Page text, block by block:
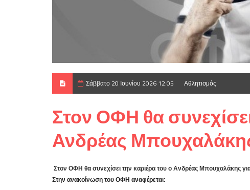
Σάββατο 20 Ιουνίου 2026 12:05 Αθλητισμός
Στον ΟΦΗ θα
Ανδρέας
Στον ΟΦΗ θα συνεχίσει την καριέρα του ο Ανδρέας Μπουχαλάκης
Στην ανακοίνωση του ΟΦΗ αναφέρεται: